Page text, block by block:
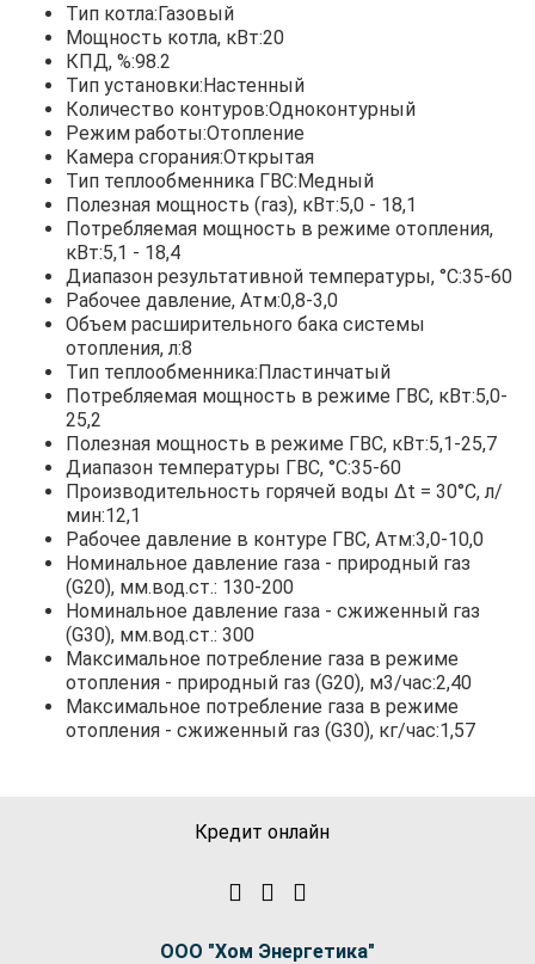
Тип котла:Газовый
Мощность котла, кВт:20
КПД, %:98.2
Тип установки:Настенный
Количество контуров:Одноконтурный
Режим работы:Отопление
Камера сгорания:Открытая
Тип теплообменника ГВС:Медный
Полезная мощность (газ), кВт:5,0 - 18,1
Потребляемая мощность в режиме отопления,
кВт:5,1 - 18,4
Диапазон результативной температуры, °С:35-60
Рабочее давление, Атм:0,8-3,0
Объем расширительного бака системы
отопления, л:8
Тип теплообменника:Пластинчатый
Потребляемая мощность в режиме ГВС, кВт:5,0-
25,2
Полезная мощность в режиме ГВС, кВт:5,1-25,7
Диапазон температуры ГВС, °С:35-60
Производительность горячей воды Δt = 30°С, л/
мин:12,1
Рабочее давление в контуре ГВС, Атм:3,0-10,0
Номинальное давление газа - природный газ
(G20), мм.вод.ст.: 130-200
Номинальное давление газа - сжиженный газ
(G30), мм.вод.ст.: 300
Максимальное потребление газа в режиме
отопления - природный газ (G20), м3/час:2,40
Максимальное потребление газа в режиме
отопления - сжиженный газ (G30), кг/час:1,57
Кредит онлайн
ООО "Хом Энергетика"